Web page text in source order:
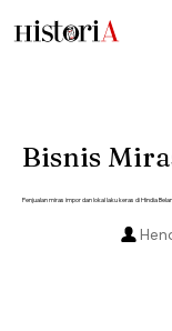
Bisnis
Penjualan miras impor dan lokal laku keras di Hindia